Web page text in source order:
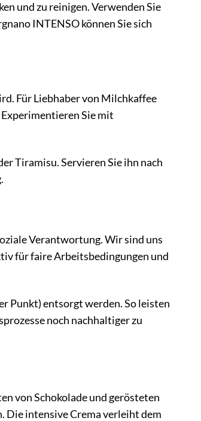
und zu reinigen. Verwenden Sie
INTENSO können Sie sich
Für Liebhaber von Milchkaffee
Sie mit
Tiramisu. Servieren Sie ihn nach
Verantwortung. Wir sind uns
für faire Arbeitsbedingungen und
Punkt) entsorgt werden. So leisten
noch nachhaltiger zu
von Schokolade und gerösteten
Die intensive Crema verleiht dem